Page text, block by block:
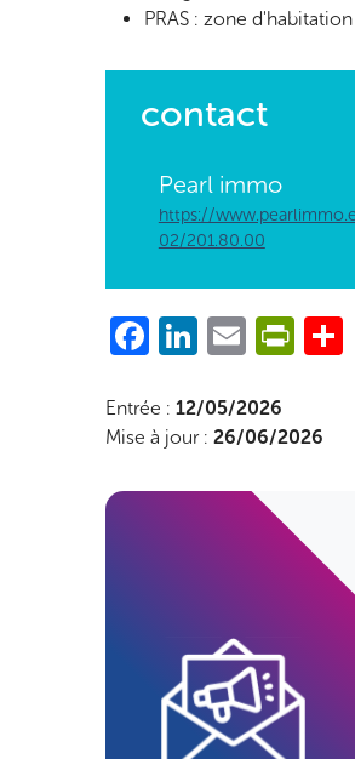
PRAS : zone d'habitation
contact
Pearl immo
https://
02/201.80.00
Facebook
LinkedIn
Email
Entrée : 12/05/2026
Mise à jour : 26/06/2026